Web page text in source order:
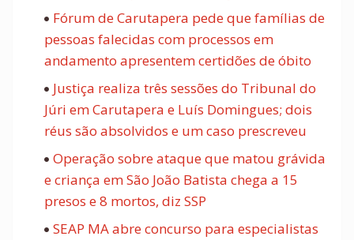
Fórum de Carutapera pede que famílias de
pessoas falecidas com processos em
andamento apresentem certidões de óbito
Justiça realiza três sessões do Tribunal do
Júri em Carutapera e Luís Domingues; dois
réus são absolvidos e um caso prescreveu
Operação sobre ataque que matou grávida
e criança em São João Batista chega a 15
presos e 8 mortos, diz SSP
SEAP MA abre concurso para especialistas